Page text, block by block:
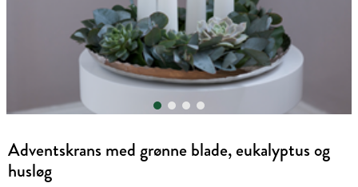
Adventskrans med grønne blade, eukalyptus og
husløg